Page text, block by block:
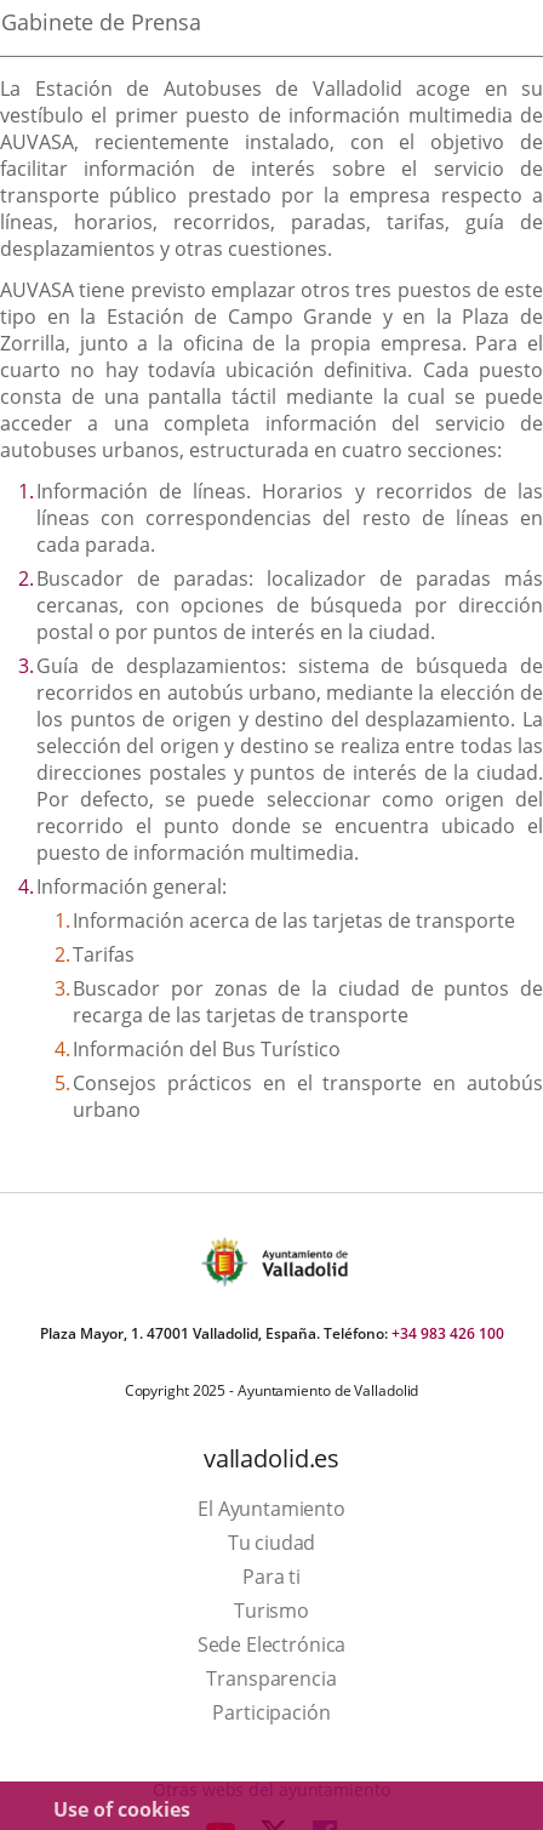
Use of cookies
externa.externa.
la
noticia
Fuente
la
noticia
Gabinete de Prensa
Descripción
La Estación de Autobuses de Valladolid acoge en su
vestíbulo el primer puesto de información multimedia de
AUVASA, recientemente instalado, con el objetivo de
facilitar información de interés sobre el servicio de
transporte público prestado por la empresa respecto a
líneas, horarios, recorridos, paradas, tarifas, guía de
desplazamientos y otras cuestiones.
AUVASA tiene previsto emplazar otros tres puestos de este
tipo en la Estación de Campo Grande y en la Plaza de
Zorrilla, junto a la oficina de la propia empresa. Para el
cuarto no hay todavía ubicación definitiva. Cada puesto
consta de una pantalla táctil mediante la cual se puede
acceder a una completa información del servicio de
autobuses urbanos, estructurada en cuatro secciones:
Información de líneas. Horarios y recorridos de las
líneas con correspondencias del resto de líneas en
cada parada.
Buscador de paradas: localizador de paradas más
cercanas, con opciones de búsqueda por dirección
postal o por puntos de interés en la ciudad.
Guía de desplazamientos: sistema de búsqueda de
recorridos en autobús urbano, mediante la elección de
los puntos de origen y destino del desplazamiento. La
selección del origen y destino se realiza entre todas las
direcciones postales y puntos de interés de la ciudad.
Por defecto, se puede seleccionar como origen del
recorrido el punto donde se encuentra ubicado el
puesto de información multimedia.
Información general:
Información acerca de las tarjetas de transporte
Tarifas
Buscador por zonas de la ciudad de puntos de
recarga de las tarjetas de transporte
Información del Bus Turístico
Consejos prácticos en el transporte en autobús
urbano
Plaza Mayor, 1. 47001 Valladolid, España. Teléfono:+34 983 426 100
Copyright 2025 - Ayuntamiento de Valladolid
valladolid.es
El Ayuntamiento
Tu ciudad
Para ti
TurismoThis
link
will
open
a
Sede Electrónica
Transparencia
Participación
Otras webs del ayuntamiento